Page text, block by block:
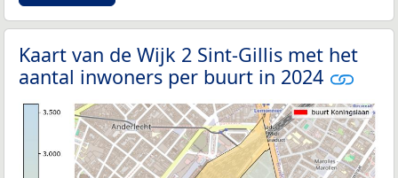
Kaart van de Wijk 2 Sint-Gillis met het
aantal inwoners per buurt in 2024